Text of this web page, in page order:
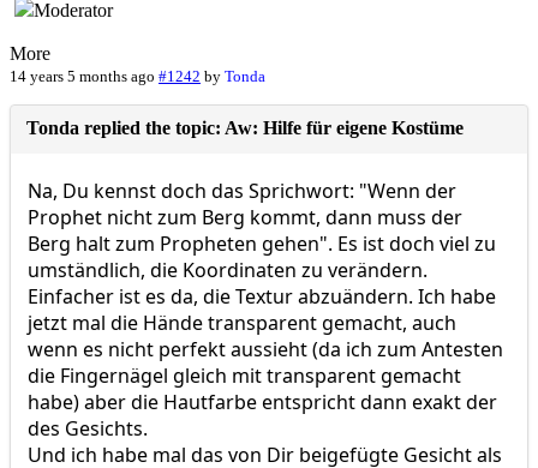
More
14 years 5 months ago #1242 by Tonda
Tonda replied the topic: Aw: Hilfe für eigene Kostüme
Na, Du kennst doch das Sprichwort: "Wenn der
Prophet nicht zum Berg kommt, dann muss der
Berg halt zum Propheten gehen". Es ist doch viel zu
umständlich, die Koordinaten zu verändern.
Einfacher ist es da, die Textur abzuändern. Ich habe
jetzt mal die Hände transparent gemacht, auch
wenn es nicht perfekt aussieht (da ich zum Antesten
die Fingernägel gleich mit transparent gemacht
habe) aber die Hautfarbe entspricht dann exakt der
des Gesichts.
Und ich habe mal das von Dir beigefügte Gesicht als